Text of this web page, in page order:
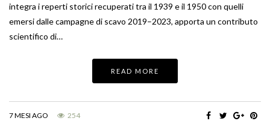
integra i reperti storici recuperati tra il 1939 e il 1950 con quelli
emersi dalle campagne di scavo 2019–2023, apporta un contributo
scientifico di…
READ MORE
7 MESI AGO 254